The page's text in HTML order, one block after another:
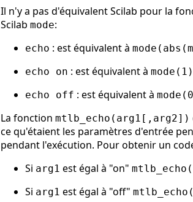
Il n'y a pas d'équivalent Scilab pour la
Scilab mode:
echo : est équivalent à
echo on : est équivalent à mode(1)
echo off : est équivalent à
La fonction mtlb_echo(arg1[,arg2])
ce qu'étaient les paramètres d'entrée
pendant l'exécution. Pour obtenir un
Si arg1 est égal à "on"
Si arg1 est égal à "off"